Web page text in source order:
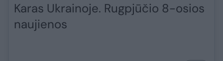
Karas Ukrainoje. Rugpjūčio 8-osios
naujienos